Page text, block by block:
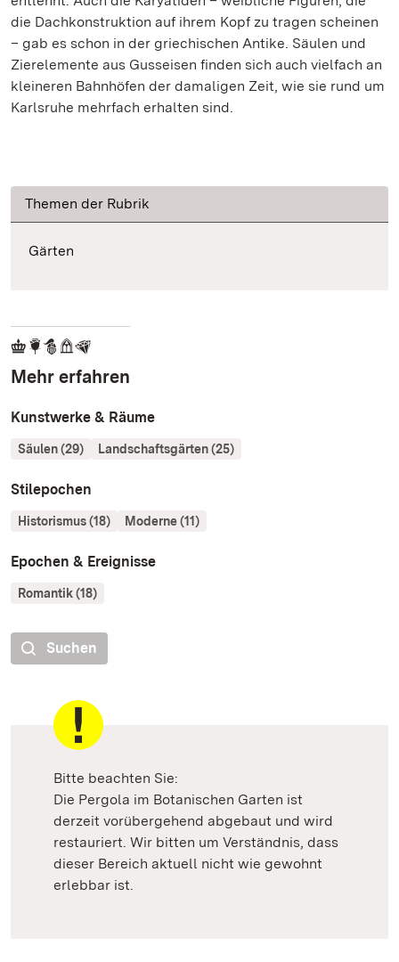
die Dachkonstruktion auf ihrem Kopf zu tragen scheinen
– gab es schon in der griechischen Antike. Säulen und
Zierelemente aus Gusseisen finden sich auch vielfach an
kleineren Bahnhöfen der damaligen Zeit, wie sie rund um
Karlsruhe mehrfach erhalten sind.
Themen der Rubrik
Gärten
Mehr erfahren
Kunstwerke & Räume
Säulen (29) Landschaftsgärten (25)
Stilepochen
Historismus (18) Moderne (11)
Epochen & Ereignisse
Romantik (18)
Suchen
Bitte beachten Sie:
Die Pergola im Botanischen Garten ist
derzeit vorübergehend abgebaut und wird
restauriert. Wir bitten um Verständnis, dass
dieser Bereich aktuell nicht wie gewohnt
erlebbar ist.